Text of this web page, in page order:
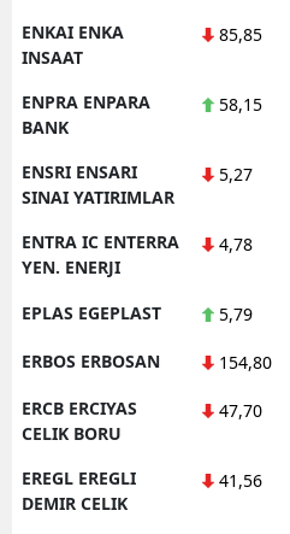
ENKAI ENKA
INSAAT
85,85
ENPRA ENPARA
BANK
58,15
ENSRI ENSARI
SINAI YATIRIMLAR
5,27
ENTRA IC ENTERRA
YEN. ENERJI
4,78
EPLAS EGEPLAST 5,79
ERBOS ERBOSAN 154,80
ERCB ERCIYAS
CELIK BORU
47,70
EREGL EREGLI
DEMIR CELIK
41,56